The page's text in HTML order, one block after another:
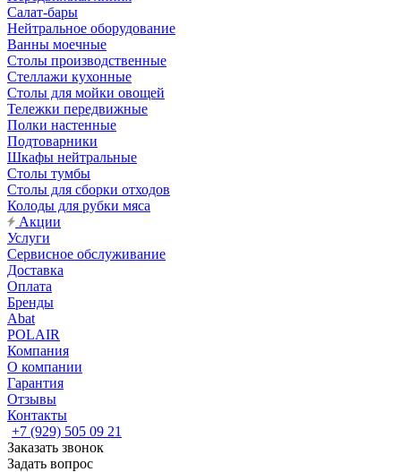
Салат-бары
Нейтральное оборудование
Ванны моечные
Столы производственные
Стеллажи кухонные
Столы для мойки овощей
Тележки передвижные
Полки настенные
Подтоварники
Шкафы нейтральные
Столы тумбы
Столы для сборки отходов
Колоды для рубки мяса
Акции
Услуги
Сервисное обслуживание
Доставка
Оплата
Бренды
Abat
POLAIR
Компания
О компании
Гарантия
Отзывы
Контакты
+7 (929) 505 09 21
Заказать звонок
Задать вопрос